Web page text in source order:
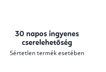
30 napos ingyenes
cserelehetőség
Sértetlen termék esetében